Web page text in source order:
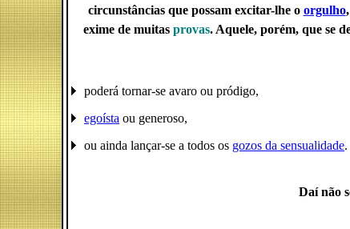
circunstâncias que possam excitar-lhe o orgulho
exime de muitas provas. Aquele, porém, que se
poderá tornar-se avaro ou pródigo,
egoísta ou generoso,
ou ainda lançar-se a todos os gozos da sensualidade.
Daí não